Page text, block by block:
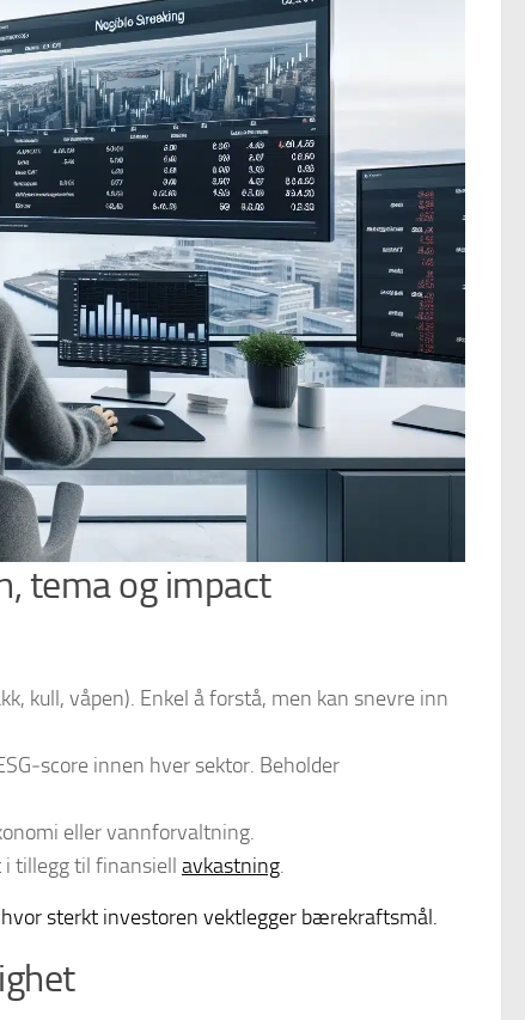
tema og impact
kull, våpen). Enkel å forstå, men kan snevre inn
innen hver sektor. Beholder
eller vannforvaltning.
tillegg til finansiell avkastning.
sterkt investoren vektlegger bærekraftsmål.